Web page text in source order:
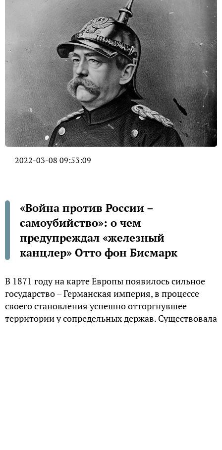
2022-03-08 09:53:09
«Война против России –
самоубийство»: о чем
предупреждал «железный
канцлер» Отто фон Бисмарк
В 1871 году на карте Европы появилось сильное
государство – Германская империя, в процессе
своего становления успешно отторгнувшее
территории у сопредельных держав. Существовала